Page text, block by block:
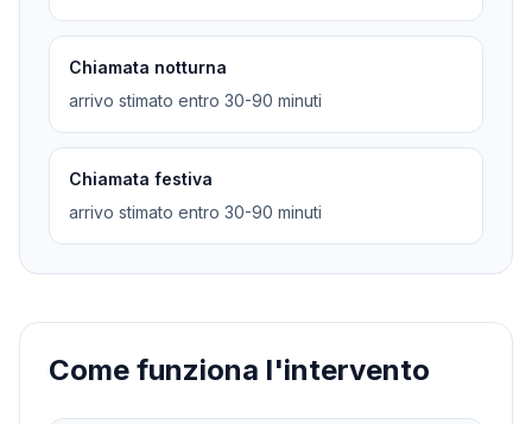
Chiamata notturna
arrivo stimato entro 30-90 minuti
Chiamata festiva
arrivo stimato entro 30-90 minuti
Come funziona l'intervento